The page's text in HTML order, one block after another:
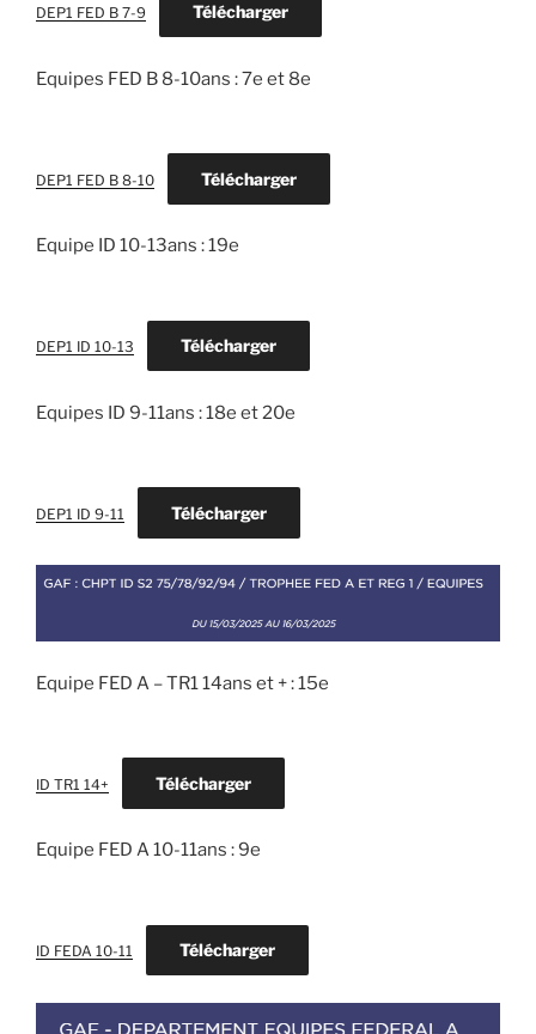
DEP1 FED B 7-9 Télécharger
Equipes FED B 8-10ans : 7e et 8e
DEP1 FED B 8-10 Télécharger
Equipe ID 10-13ans : 19e
DEP1 ID 10-13 Télécharger
Equipes ID 9-11ans : 18e et 20e
DEP1 ID 9-11 Télécharger
Equipe FED A – TR1 14ans et + : 15e
ID TR1 14+ Télécharger
Equipe FED A 10-11ans : 9e
ID FEDA 10-11 Télécharger